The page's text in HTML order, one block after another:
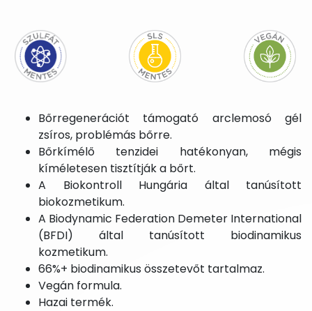
Bőrregenerációt támogató arclemosó gél
zsíros, problémás bőrre.
Bőrkímélő tenzidei hatékonyan, mégis
kíméletesen tisztítják a bőrt.
A Biokontroll Hungária által tanúsított
biokozmetikum.
A Biodynamic Federation Demeter International
(BFDI) által tanúsított biodinamikus
kozmetikum.
66%+ biodinamikus összetevőt tartalmaz.
Vegán formula.
Hazai termék.